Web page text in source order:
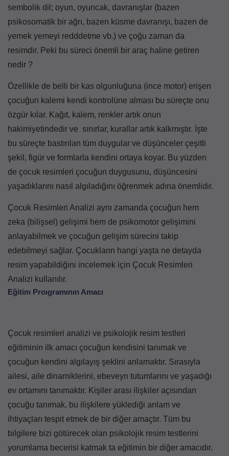
sembolik dil; oyun, oyuncak, davranışlar (bazen
psikosomatik bir ağrı, bazen küsme davranışı, bazen de
yemek yemeyi redddetme vb.) ve çoğu zaman da
resimdir. Peki bu süreci önemli bir araç haline getiren
nedir ?
Özellikle de belli bir kas olgunluğuna (ince motor) erişen
çocuğun kalemi kendi kontrolüne alması bu süreçte onu
özgür kılar. Kağıt, kalem, renkler artık onun
hakimiyetindedir ve sınırlar, kurallar artık kalkmıştır. İşte
bu süreçte bastırılan tüm duygular ve düşünceler çeşitli
şekil, figür ve formlarla kendini ortaya koyar. Bu yüzden
de çocuk resimleri çocuğun duygusunu, düşüncesini
yaşadıklarını nasıl algıladığını öğrenmek adına önemlidir.
Çocuk Resimleri Analizi aynı zamanda çocuğun hem
zeka (bilişsel) gelişimi hem de psikomotor gelişimini
anlayabilmek ve çocuğun gelişim sürecini takip
edebilmeyi sağlar. Çocukların hangi yaşta ne detayda
resim yapabildiğini incelemek için Çocuk Resimleri
Analizi kullanılır.
Eğitim Proıgramının Amacı
Çocuk resimleri analizi ve psikolojik resim testleri
eğitiminin ilk amacı çocuğun kendisini tanımak ve
çocuğun kendini algılayış şeklini anlamaktır. Sırasıyla
ailesi, aile dinamiklerini, ebeveyn tutumlarını ve yaşadığı
ev ortamını tanımaktır. Kişiler arası ilişkiler açısından
çocuğu tanımak, bu ilişkilere yüklediği anlam ve
ihtiyaçları tespit etmek de bir diğer amaçtır. Tüm bu
bilgilere bizi götürecek olan psikolojik resim testlerini
yorumlama becerisi katmak ta eğitimin bir diğer amacıdır.